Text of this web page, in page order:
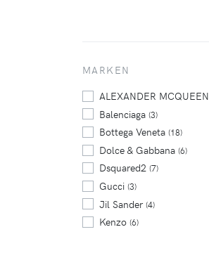
MARKEN
ALEXANDER MCQUEEN
Balenciaga (3)
Bottega Veneta (18)
Dolce & Gabbana (6)
Dsquared2 (7)
Gucci (3)
Jil Sander(4)
Kenzo (6)